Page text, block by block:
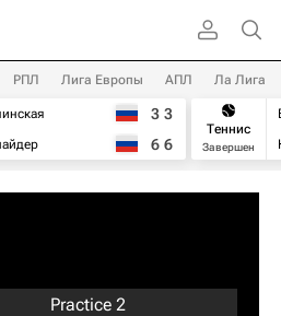
РПЛ Лига Европы АПЛ Ла Лига
3 3
6 6
Теннис
Завершен
Practice 2